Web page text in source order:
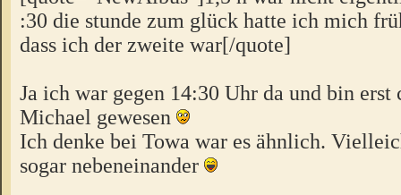
:30 die stunde zum glück hatte ich mich
dass ich der zweite war[/quote]
Ja ich war gegen 14:30 Uhr da und bin erst
Michael gewesen
Ich denke bei Towa war es ähnlich.
sogar nebeneinander